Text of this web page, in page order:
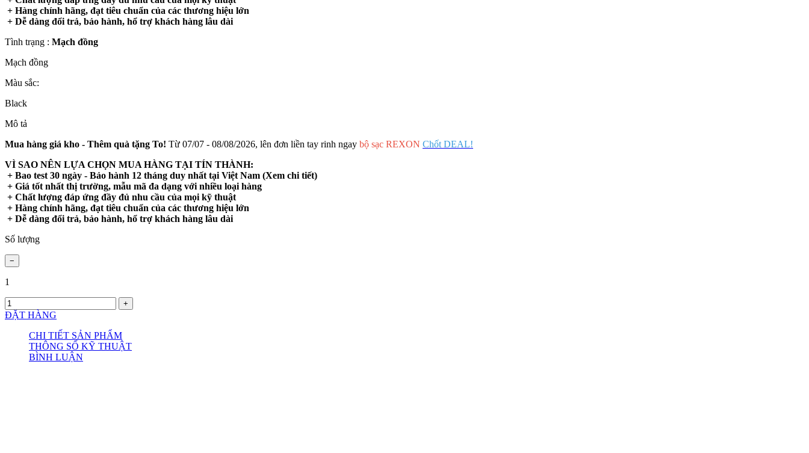
+ Hàng chính hãng, đạt tiêu chuẩn của các thương hiệu lớn
+ Dễ dàng đổi trả, bảo hành, hổ trợ khách hàng lâu dài
Tình trạng : Mạch đồng
Mạch đồng
Màu sắc:
Black
Mô tả
Mua hàng giá kho - Thêm quà tặng To! Từ 07/07 - 08/08/2026, lên đơn liền tay rinh ngay bộ sạc REXON Chốt DEAL!
VÌ SAO NÊN LỰA CHỌN MUA HÀNG TẠI TÍN THÀNH:
+ Bao test 30 ngày - Bảo hành 12 tháng duy nhất tại Việt Nam (Xem chi tiết)
+ Giá tốt nhất thị trường, mẫu mã đa dạng với nhiều loại hàng
+ Chất lượng đáp ứng đầy đủ nhu cầu của mọi kỹ thuật
+ Hàng chính hãng, đạt tiêu chuẩn của các thương hiệu lớn
+ Dễ dàng đổi trả, bảo hành, hổ trợ khách hàng lâu dài
Số lượng
1
ĐẶT HÀNG
CHI TIẾT SẢN PHẨM
THÔNG SỐ KỸ THUẬT
BÌNH LUẬN